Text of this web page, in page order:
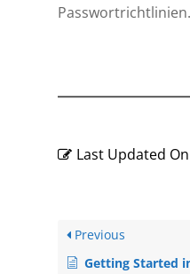
Passwortrichtlinien.
Last Updated On
Previous
Getting Started in Moodle